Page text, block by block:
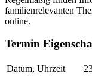
familienrelevanten
online.
Termin
Datum, Uhrzeit